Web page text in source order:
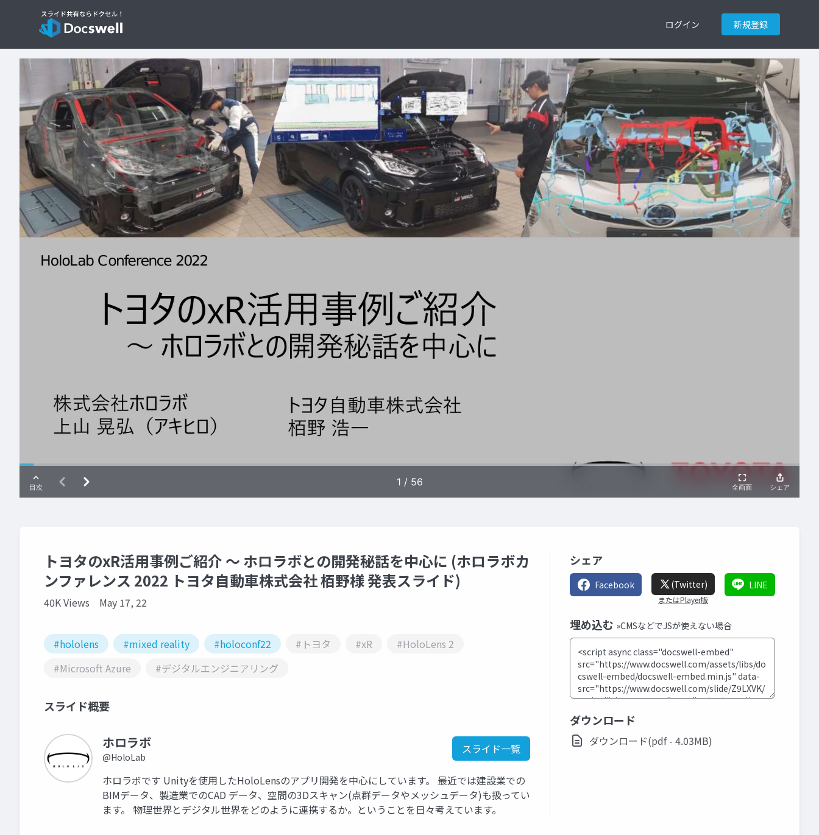
ログイン 新規登録
トヨタのxR活用事例ご紹介 ～ ホロラボとの開発秘話を中心に (ホロラボカ
ンファレンス 2022 トヨタ自動車株式会社 栢野様 発表スライド)
40K Views May 17, 22
#hololens #mixed reality #holoconf22 #トヨタ #xR
#HoloLens 2
#Microsoft Azure
#デジタルエンジニアリング
スライド概要
ホロラボ
@HoloLab
スライド一覧
ホロラボです Unityを使用したHoloLensのアプリ開発を中心にしています。 最近では建設業での
BIMデータ、製造業でのCAD データ、空間の3Dスキャン(点群データやメッシュデータ)も扱ってい
ます。 物理世界とデジタル世界をどのように連携するか。ということを日々考えています。
シェア
Facebook (Twitter)
またはPlayer版
LINE
埋め込む »CMSなどでJSが使えない場合
ダウンロード
ダウンロード(pdf - 4.03MB)